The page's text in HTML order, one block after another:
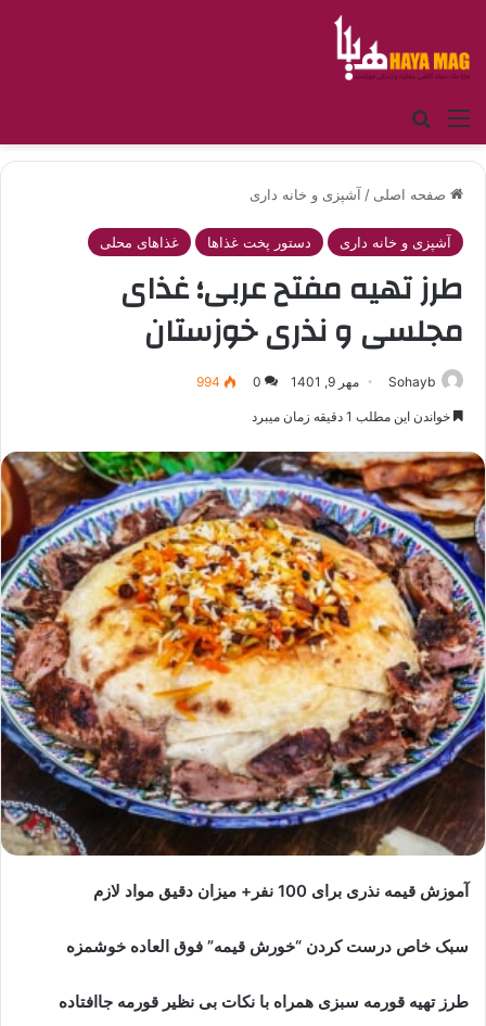
منو
صفحه اصلی / آشپزی و خانه داری
آشپزی و خانه داری دستور پخت غذاها غذاهای محلی
طرز تهیه مفتح عربی؛ غذای
مجلسی و نذری خوزستان
Sohayb مهر 9, 1401 0
994
خواندن این مطلب 1 دقیقه زمان میبرد
آموزش قیمه نذری برای 100 نفر+ میزان دقیق مواد لازم
سبک خاص درست کردن “خورش قیمه” فوق العاده خوشمزه
طرز تهیه قورمه سبزی همراه با نکات بی نظیر قورمه جاافتاده